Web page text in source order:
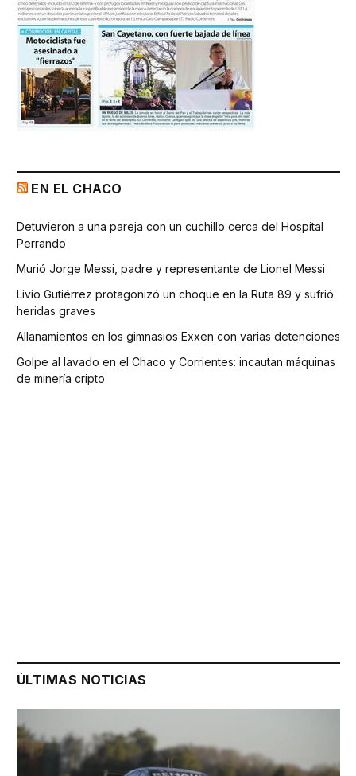
EN EL CHACO
Detuvieron a una pareja con un cuchillo cerca del Hospital
Perrando
Murió Jorge Messi, padre y representante de Lionel Messi
Livio Gutiérrez protagonizó un choque en la Ruta 89 y sufrió
heridas graves
Allanamientos en los gimnasios Exxen con varias detenciones
Golpe al lavado en el Chaco y Corrientes: incautan máquinas
de minería cripto
ÚLTIMAS NOTICIAS